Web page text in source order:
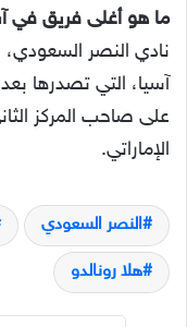
ما هو أغلى فريق في
نادي النصر السعودي،
آسيا، التي تصدرها
على صاحب المركز
الإماراتي.
النصر السعودي
هلا رونالدو